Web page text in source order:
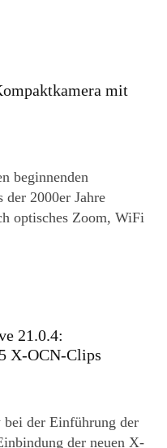
mit
beginnenden
2000er Jahre
optisches Zoom, WiFi
21.0.4:
X-OCN-Clips
der Einführung der
der neuen X-